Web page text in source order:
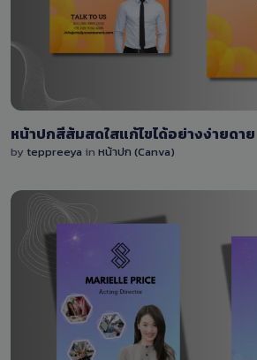
หน้าปกสีส้มสดใสแก้ไขได้อย่างง่ายดาย
by teppreeya in หน้าปก (Canva)
View Details